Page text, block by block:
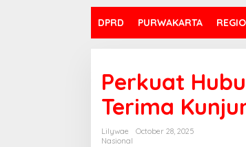
DPRD PURWAKARTA
Perkuat
Terima
Lilywae
October 28, 2025
Nasional